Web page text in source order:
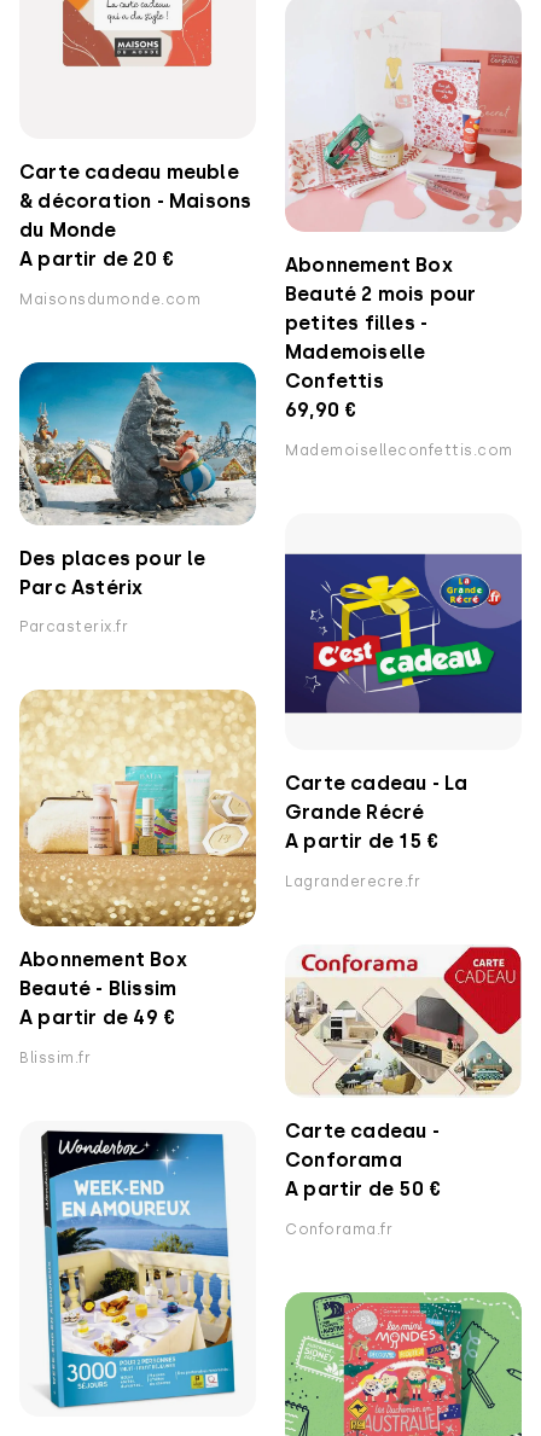
Carte cadeau meuble
& décoration - Maisons
du Monde
A partir de 20 €
Maisonsdumonde.com
Abonnement Box
Beauté 2 mois pour
petites filles -
Mademoiselle
Confettis
69,90 €
Mademoiselleconfettis.com
Des places pour le
Parc Astérix
Parcasterix.fr
Carte cadeau - La
Grande Récré
A partir de 15 €
Lagranderecre.fr
Abonnement Box
Beauté - Blissim
A partir de 49 €
Blissim.fr
Carte cadeau -
Conforama
A partir de 50 €
Conforama.fr